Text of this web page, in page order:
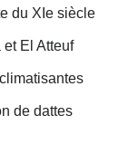
du XIe siècle
El Atteuf
de dattes